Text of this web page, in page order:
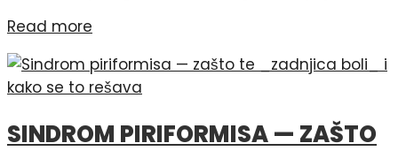
Read more
SINDROM PIRIFORMISA — ZAŠTO